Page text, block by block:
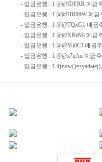
- 입금은행 : 1 @@fDFRR 예금
- 입금은행 : 1 @@HR09W 예금
- 입금은행 : 1 @@TQxG1 예금
- 입금은행 : 1 @@XReMi 예금
- 입금은행 : 1 @@Yu8CJ 예금
- 입금은행 : 1 @@z7qAu 예금
- 입금은행 : 1